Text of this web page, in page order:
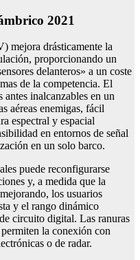
2021
mejora drásticamente la
proporcionando un
delanteros» a un coste
de la competencia. El
inalcanzables en un
aéreas enemigas, fácil
espectral y espacial
en entornos de señal
en un solo barco.
puede reconfigurarse
y, a medida que la
los usuarios
y el rango dinámico
circuito digital. Las ranuras
la conexión con
o de radar.